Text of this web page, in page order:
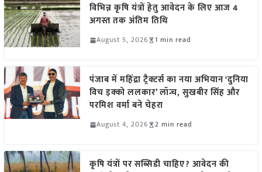
विभिन्न कृषि यंत्रों हेतु आवेदन के लिए आज 4
अगस्त तक अंतिम तिथि
August 5, 2026 1 min read
पंजाब में महिंद्रा ट्रैक्टर्स का नया अभियान ‘दुनिया
विच इक्को ललकार’ लॉन्च, सुखबीर सिंह और
परमिश वर्मा बने चेहरा
August 4, 2026 2 min read
कृषि यंत्रों पर सब्सिडी चाहिए? आवेदन की